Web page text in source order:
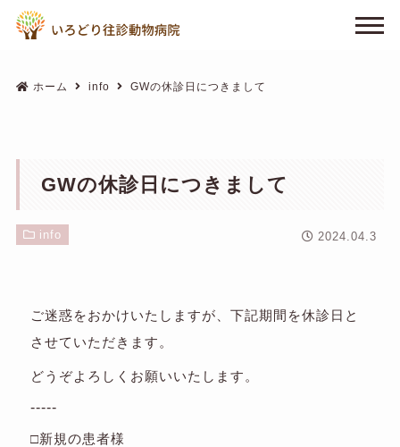
ホーム info GWの休診日につきまして
GWの休診日につきまして
info 2024.04.3
ご迷惑をおかけいたしますが、下記期間を休診日と
させていただきます。
どうぞよろしくお願いいたします。
-----
□新規の患者様